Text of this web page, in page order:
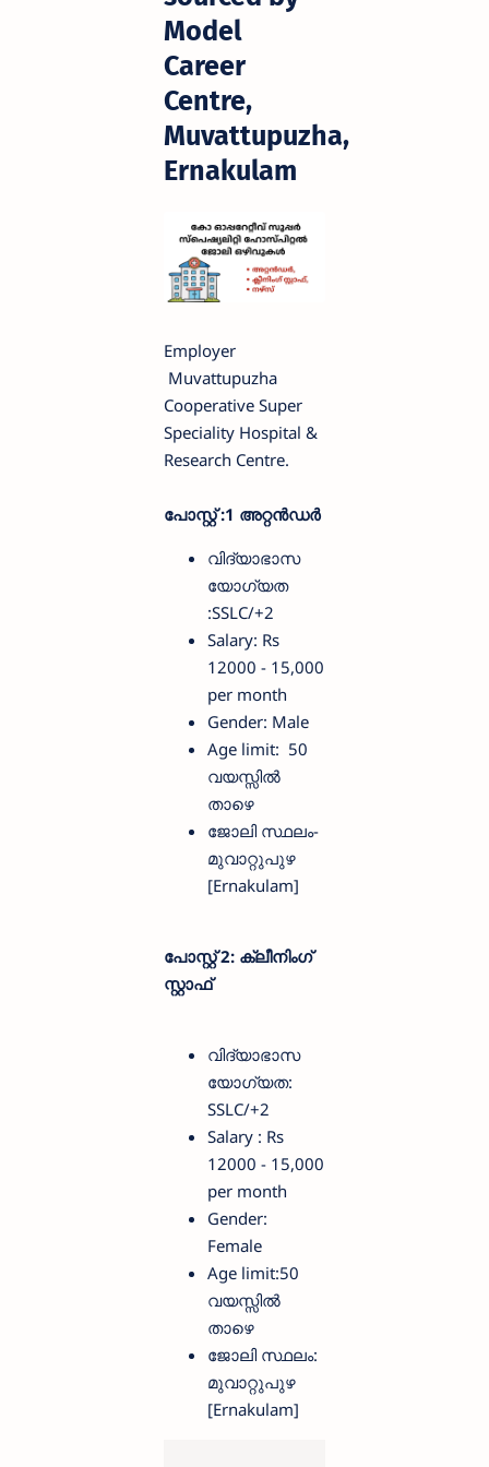
Model
Career
Centre,
Muvattupuzha,
Ernakulam
Employer
Muvattupuzha
Cooperative Super
Speciality Hospital &
Research Centre.
പോസ്റ്റ് :1 അറ്റൻഡർ
വിദ്യാഭാസ
യോഗ്യത
:SSLC/+2
Salary: Rs
12000 - 15,000
per month
Gender: Male
Age limit: 50
വയസ്സിൽ
താഴെ
ജോലി സ്ഥലം-
മുവാറ്റുപുഴ
[Ernakulam]
പോസ്റ്റ് 2: ക്ലീനിംഗ്
സ്റ്റാഫ്
വിദ്യാഭാസ
യോഗ്യത:
SSLC/+2
Salary : Rs
12000 - 15,000
per month
Gender:
Female
Age limit:50
വയസ്സിൽ
താഴെ
ജോലി സ്ഥലം:
മുവാറ്റുപുഴ
[Ernakulam]